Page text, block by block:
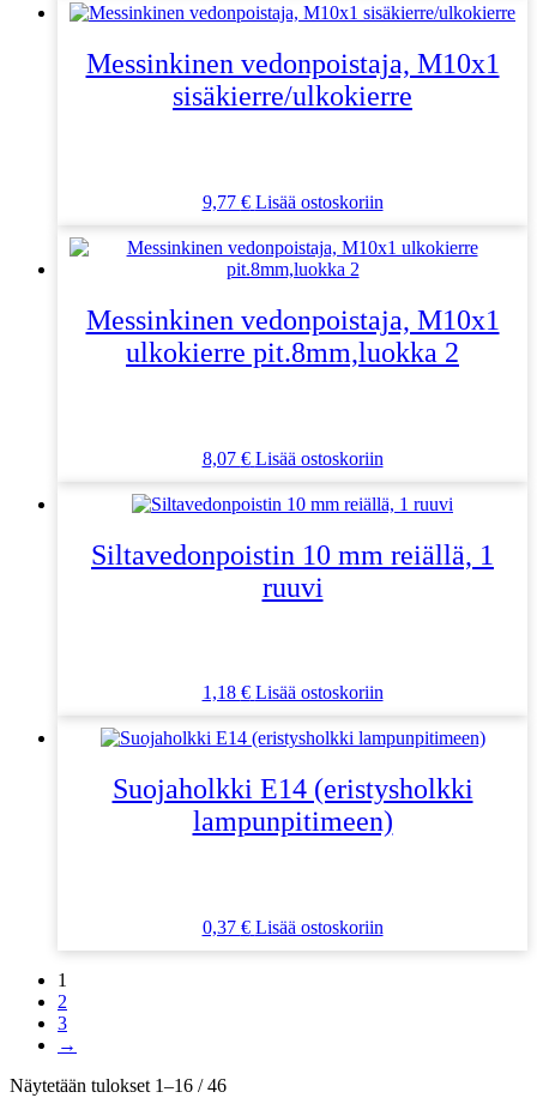
Messinkinen vedonpoistaja, M10x1
sisäkierre/ulkokierre
9,77 € Lisää ostoskoriin
Messinkinen vedonpoistaja, M10x1
ulkokierre pit.8mm,luokka 2
8,07 € Lisää ostoskoriin
Siltavedonpoistin 10 mm reiällä, 1
ruuvi
1,18 € Lisää ostoskoriin
Suojaholkki E14 (eristysholkki
lampunpitimeen)
0,37 € Lisää ostoskoriin
1
2
3
→
Näytetään tulokset 1–16 / 46